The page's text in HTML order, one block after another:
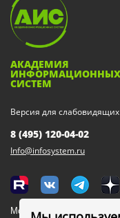
АКАДЕМИЯ
ИНФОРМАЦИОННЫХ
СИСТЕМ
Версия для слабовидящих
8 (495) 120-04-02
Info@infosystem.ru
Москва, 111123, ул.